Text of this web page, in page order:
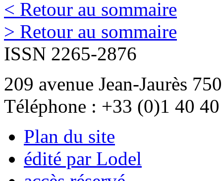
< Retour au sommaire
> Retour au sommaire
ISSN 2265-2876
209 avenue Jean-Jaurès
Téléphone : +33 (0)1 40
Plan du site
édité par Lodel